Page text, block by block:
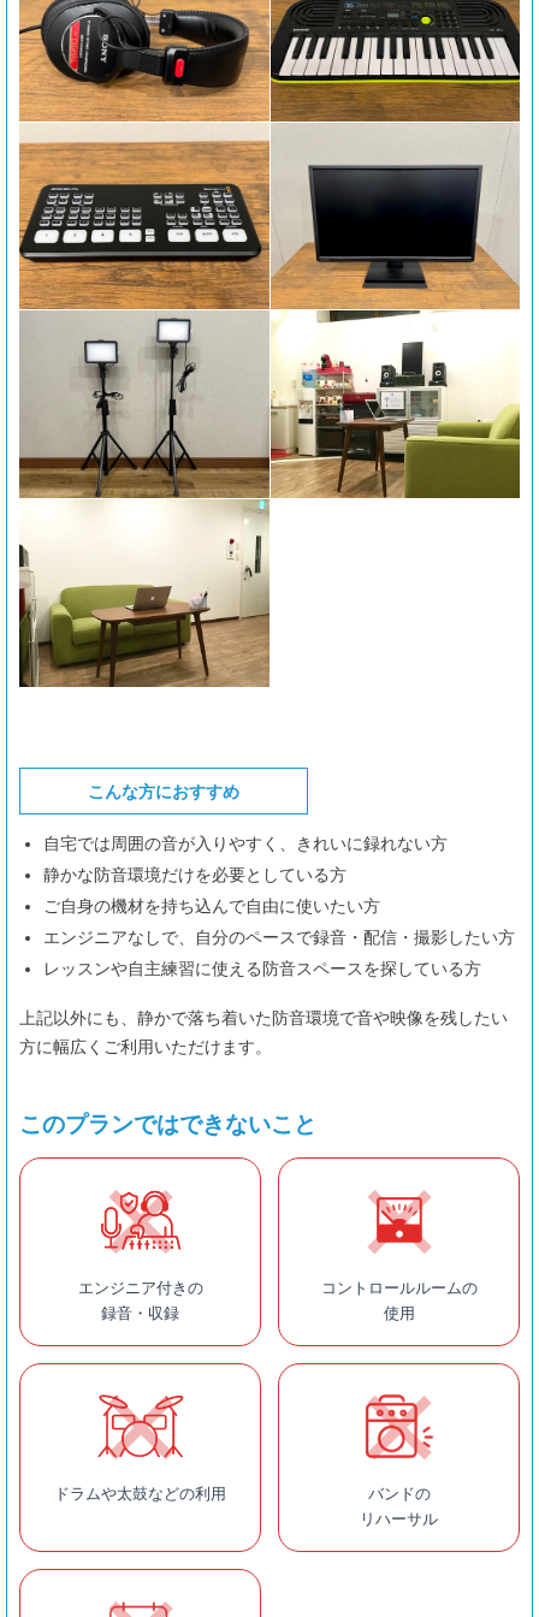
こんな方におすすめ
自宅では周囲の音が入りやすく、きれいに録れない方
静かな防音環境だけを必要としている方
ご自身の機材を持ち込んで自由に使いたい方
エンジニアなしで、自分のペースで録音・配信・撮影したい方
レッスンや自主練習に使える防音スペースを探している方
上記以外にも、静かで落ち着いた防音環境で音や映像を残したい
方に幅広くご利用いただけます。
このプランではできないこと
エンジニア付きの
録音・収録
コントロールルームの
使用
ドラムや太鼓などの利用
バンドの
リハーサル